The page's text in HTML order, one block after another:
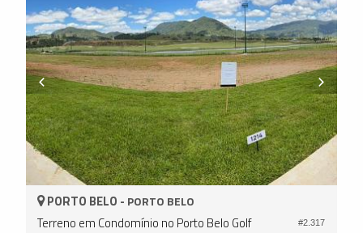
#2.317
PORTO BELO - PORTO BELO
Terreno em Condomínio no Porto Belo Golf